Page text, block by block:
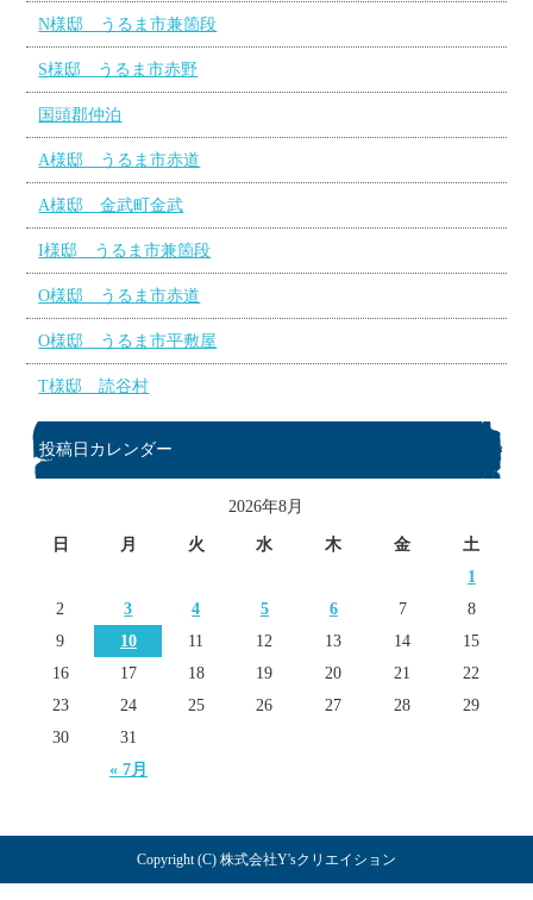
N様邸 うるま市兼箇段
S様邸 うるま市赤野
国頭郡仲泊
A様邸 うるま市赤道
A様邸 金武町金武
I様邸 うるま市兼箇段
O様邸 うるま市赤道
O様邸 うるま市平敷屋
T様邸 読谷村
投稿日カレンダー
2026年8月
日 月 火 水 木 金 土
« 7月
1
2
3 4 5 6 7
8
9
10 11 12 13 14
15
16
17 18 19 20 21
22
23
24 25 26 27 28
29
30
31
Copyright (C) 株式会社Y'sクリエイション